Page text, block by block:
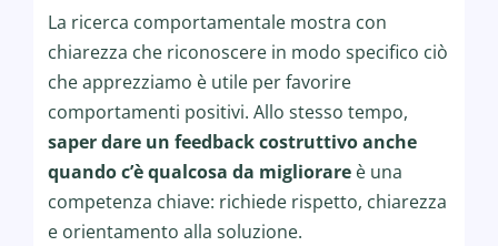
La ricerca comportamentale mostra con
chiarezza che riconoscere in modo specifico ciò
che apprezziamo è utile per favorire
comportamenti positivi. Allo stesso tempo,
saper dare un feedback costruttivo anche
quando c’è qualcosa da migliorare è una
competenza chiave: richiede rispetto, chiarezza
e orientamento alla soluzione.